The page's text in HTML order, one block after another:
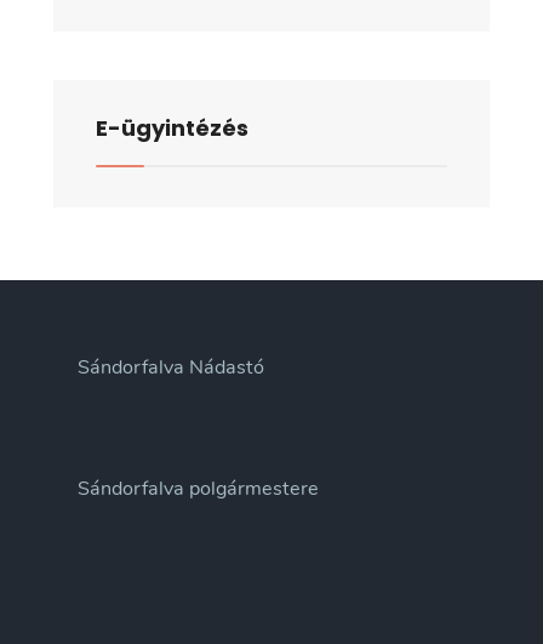
E-ügyintézés
Sándorfalva Nádastó
Sándorfalva polgármestere